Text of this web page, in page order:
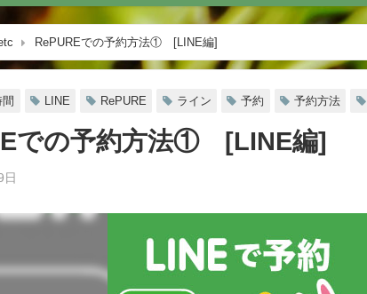
RePUREでの予約方法① [LINE編]
間 LINE RePURE ライン 予約 予約方法
での予約方法① [LINE編]
日